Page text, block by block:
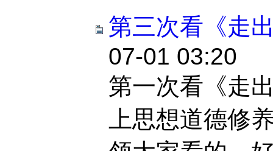
第三次看《走
07-01 03:20
第一次看《走
上思想道德修